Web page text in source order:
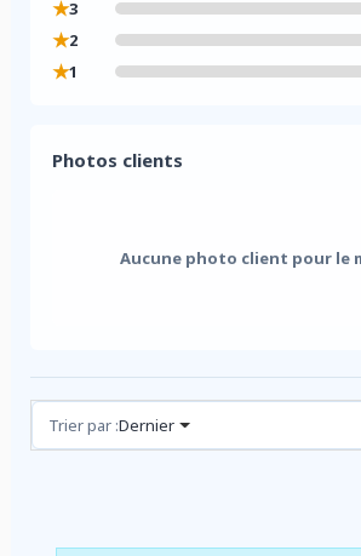
★3
★2
★1
Photos clients
Aucune photo client pour le
Avis (0)
Trier par :Dernier